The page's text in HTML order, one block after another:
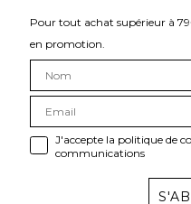
Pour tout achat supérieur à
en promotion.
J'accepte la politique de
communications